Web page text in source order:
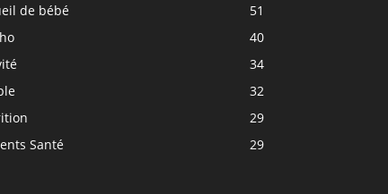
de bébé
51
40
34
32
29
Santé
29